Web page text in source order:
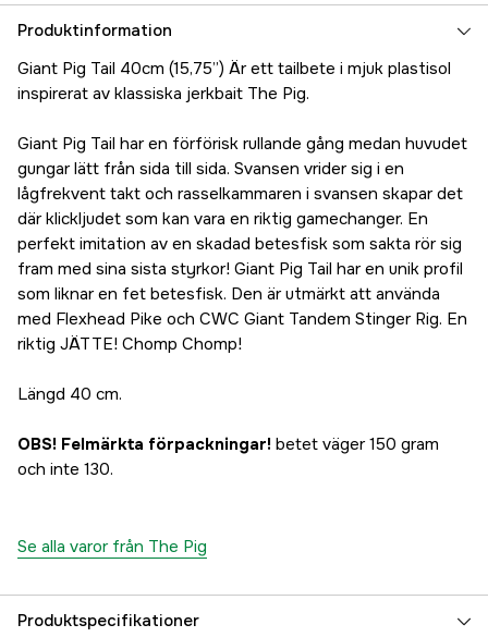
The Red Baron
179 kr
Midnight Shiner
179 kr
179 kr
Motoroil Ronin
179 kr
Produktinformation
Giant Pig Tail 40cm (15,75”) Är ett tailbete i mjuk plastisol
inspirerat av klassiska jerkbait The Pig.
Giant Pig Tail har en förförisk rullande gång medan huvudet
gungar lätt från sida till sida. Svansen vrider sig i en
lågfrekvent takt och rasselkammaren i svansen skapar det
där klickljudet som kan vara en riktig gamechanger. En
perfekt imitation av en skadad betesfisk som sakta rör sig
fram med sina sista styrkor! Giant Pig Tail har en unik profil
som liknar en fet betesfisk. Den är utmärkt att använda
med Flexhead Pike och CWC Giant Tandem Stinger Rig. En
riktig JÄTTE! Chomp Chomp!
Längd 40 cm.
OBS! Felmärkta förpackningar! betet väger 150 gram
och inte 130.
Se alla varor från The Pig
Produktspecifikationer